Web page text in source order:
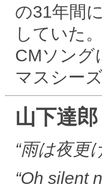
の31年間
していた
CMソング
マスシー
山下達
“雨は夜更
“Oh silent